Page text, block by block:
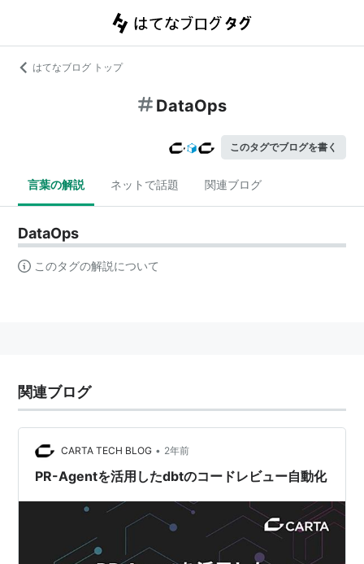
はてなブログ トップ
DataOps
このタグでブログを書く
言葉の解説 ネットで話題 関連ブログ
DataOps
このタグの解説について
関連ブログ
CARTA TECH BLOG • 2年前
PR-Agentを活用したdbtのコードレビュー自動化